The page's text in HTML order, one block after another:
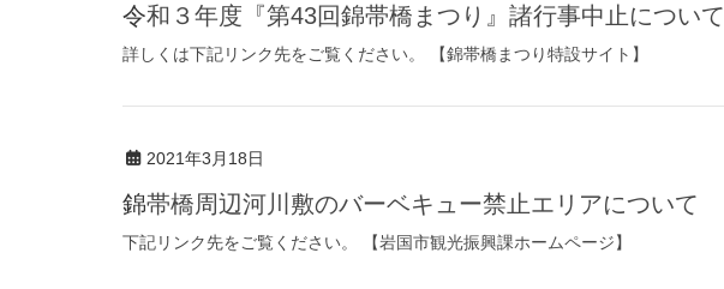
令和３年度『第43回錦帯橋まつり』諸行事中止について
詳しくは下記リンク先をご覧ください。 【錦帯橋まつり特設サイト】
2021年3月18日
錦帯橋周辺河川敷のバーベキュー禁止エリアについて
下記リンク先をご覧ください。 【岩国市観光振興課ホームページ】